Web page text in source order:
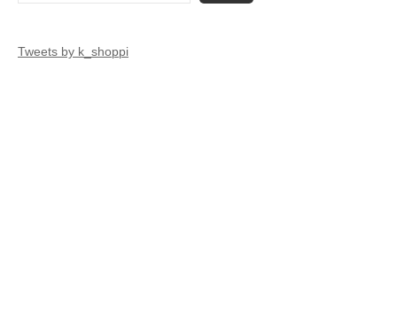
Tweets by k_shoppi